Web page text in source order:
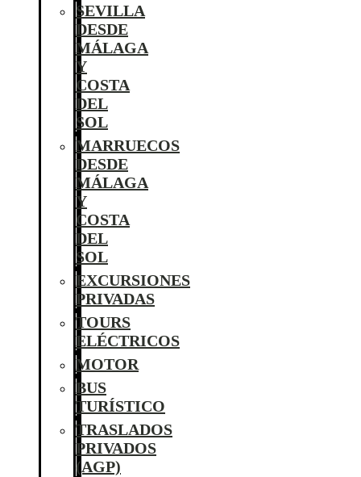
SEVILLA
DESDE
MÁLAGA
Y
COSTA
DEL
SOL
MARRUECOS
DESDE
MÁLAGA
Y
COSTA
DEL
SOL
EXCURSIONES
PRIVADAS
TOURS
ELÉCTRICOS
MOTOR
BUS
TURÍSTICO
TRASLADOS
PRIVADOS
(AGP)